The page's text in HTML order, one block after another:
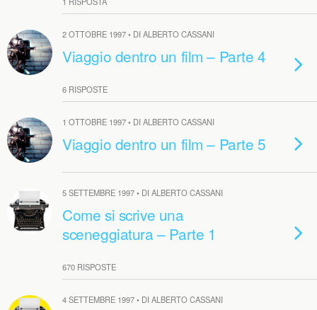
2 OTTOBRE 1997 • DI ALBERTO CASSANI
Viaggio dentro un film – Parte 4
6 RISPOSTE
1 OTTOBRE 1997 • DI ALBERTO CASSANI
Viaggio dentro un film – Parte 5
5 SETTEMBRE 1997 • DI ALBERTO CASSANI
Come si scrive una
sceneggiatura – Parte 1
670 RISPOSTE
4 SETTEMBRE 1997 • DI ALBERTO CASSANI